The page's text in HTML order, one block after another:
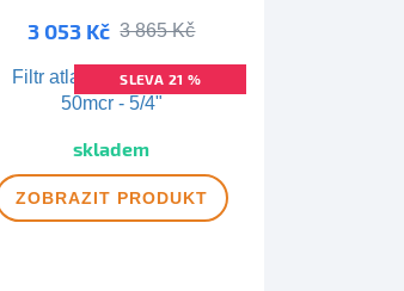
3 053 Kč 3 865 Kč
SLEVA 21 %
DOPRAVA ZDARMA
skladem
ZOBRAZIT PRODUKT